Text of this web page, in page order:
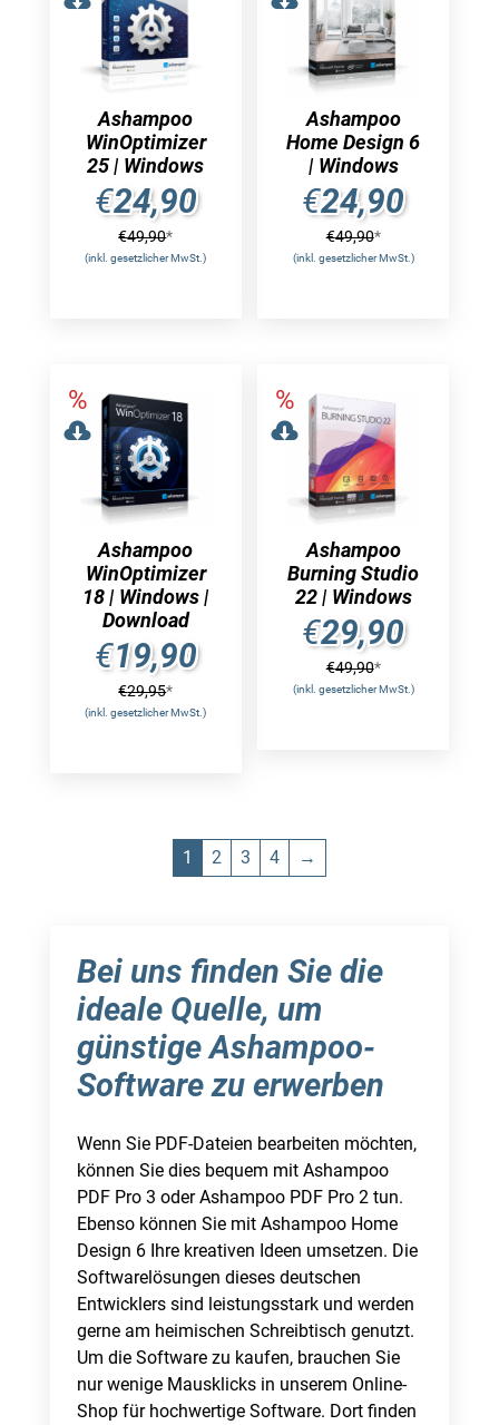
Ashampoo
WinOptimizer
25 | Windows
€24,90
€49,90*
(inkl. gesetzlicher MwSt.)
Ashampoo
Home Design 6
| Windows
€24,90
€49,90*
(inkl. gesetzlicher MwSt.)
Ashampoo
WinOptimizer
18 | Windows |
Download
€19,90
€29,95*
(inkl. gesetzlicher MwSt.)
Ashampoo
Burning Studio
22 | Windows
€29,90
€49,90*
(inkl. gesetzlicher MwSt.)
1 2 3 4 →
Bei uns finden Sie die
ideale Quelle, um
günstige Ashampoo-
Software zu erwerben
Wenn Sie PDF-Dateien bearbeiten möchten,
können Sie dies bequem mit Ashampoo
PDF Pro 3 oder Ashampoo PDF Pro 2 tun.
Ebenso können Sie mit Ashampoo Home
Design 6 Ihre kreativen Ideen umsetzen. Die
Softwarelösungen dieses deutschen
Entwicklers sind leistungsstark und werden
gerne am heimischen Schreibtisch genutzt.
Um die Software zu kaufen, brauchen Sie
nur wenige Mausklicks in unserem Online-
Shop für hochwertige Software. Dort finden